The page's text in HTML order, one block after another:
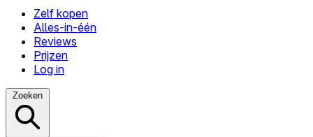
Zelf kopen
Alles-in-één
Reviews
Prijzen
Log in
Zoeken